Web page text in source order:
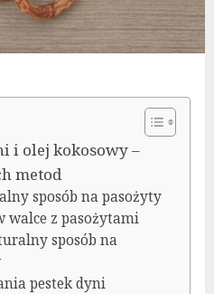
i olej kokosowy –
metod
sposób na pasożyty
walce z pasożytami
sposób na
pestek dyni